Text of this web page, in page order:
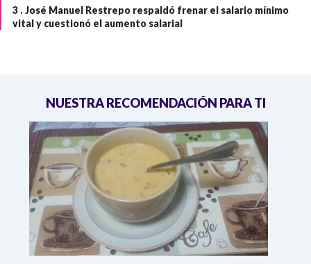
3 .José Manuel Restrepo respaldó frenar el salario mínimo
vital y cuestionó el aumento salarial
NUESTRA RECOMENDACIÓN PARA TI